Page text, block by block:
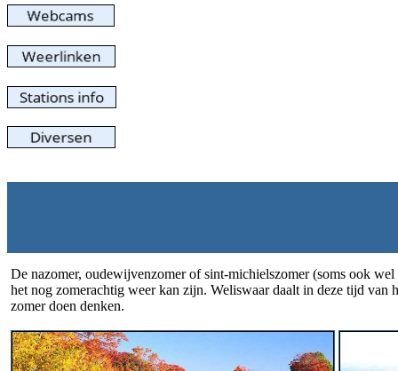
De nazomer, oudewijvenzomer of sint-michielszomer (soms ook
het nog zomerachtig weer kan zijn. Weliswaar daalt in deze tijd
zomer doen denken.